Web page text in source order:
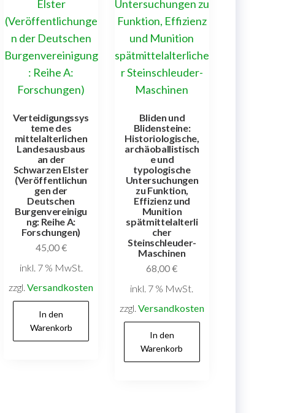
Verteidigungssys
teme des
mittelalterlichen
Landesausbaus
an der
Schwarzen Elster
(Veröffentlichun
gen der
Deutschen
Burgenvereinigu
ng: Reihe A:
Forschungen)
45,00€
inkl. 7 % MwSt.
zzgl.Versandkosten
In den
Warenkorb
Bliden und
Blidensteine:
Historiologische,
archäoballistisch
e und
typologische
Untersuchungen
zu Funktion,
Effizienz und
Munition
spätmittelalterli
cher
Steinschleuder-
Maschinen
68,00€
inkl. 7 % MwSt.
zzgl. Versandkosten
In den
Warenkorb